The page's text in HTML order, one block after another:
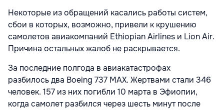
Некоторые из обращений касались работы систем,
сбои в которых, возможно, привели к крушению
самолетов авиакомпаний Ethiopian Airlines и Lion Air.
Причина остальных жалоб не раскрывается.
За последние полгода в авиакатастрофах
разбилось два Boeing 737 MAX. Жертвами стали 346
человек. 157 из них погибли 10 марта в Эфиопии,
когда самолет разбился через шесть минут после